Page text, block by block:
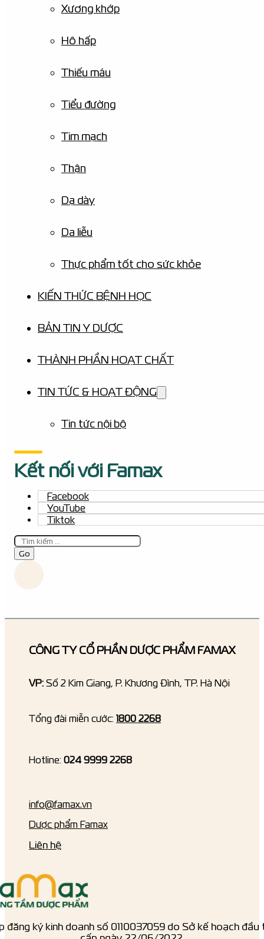
Xương khớp
Hô hấp
Thiếu máu
Tiểu đường
Tim mạch
Thận
Dạ dày
Da liễu
Thực phẩm tốt cho sức khỏe
KIẾN THỨC BỆNH HỌC
BẢN TIN Y DƯỢC
THÀNH PHẦN HOẠT CHẤT
TIN TỨC & HOẠT ĐỘNG
Tin tức nội bộ
Kết nối với Famax
Facebook
YouTube
Tiktok
Tìm
kiếm
Go
đăng ký kinh doanh số ‎0110037059 do Sở kế hoạch đầu
CÔNG TY CỔ PHẦN DƯỢC PHẨM FAMAX
VP: Số 2 Kim Giang, P. Khương Đình, TP. Hà Nội
Tổng đài miễn cước: 1800 2268
Hotline: 024 9999 2268
info@famax.vn
Dược phẩm Famax
Liên hệ